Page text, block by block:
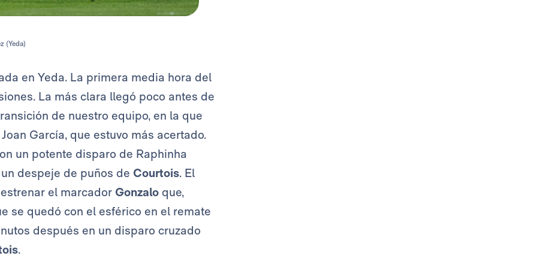
(Yeda)
en Yeda. La primera media hora del
La más clara llegó poco antes de
de nuestro equipo, en la que
García, que estuvo más acertado.
un potente disparo de Raphinha
despeje de puños de Courtois. El
el marcador Gonzalo que,
se quedó con el esférico en el remate
después en un disparo cruzado
.